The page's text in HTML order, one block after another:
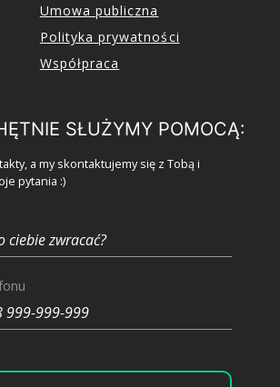
Umowa publiczna
Polityka prywatności
Współpraca
SŁUŻYMY POMOCĄ:
a my skontaktujemy się z Tobą i
pytania :)